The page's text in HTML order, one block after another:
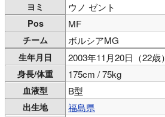
ヨミ ウノ ゼント
Pos MF
チーム ボルシアMG
生年月日 2003年11月20日（22歳）
身長/体重 175cm / 75kg
血液型 B型
出生地 福島県